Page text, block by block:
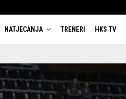
NATJECANJA TRENERI HKS TV